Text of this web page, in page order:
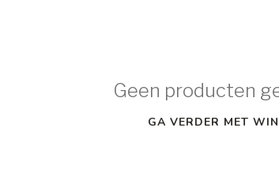
Geen producten
GA VERDER MET